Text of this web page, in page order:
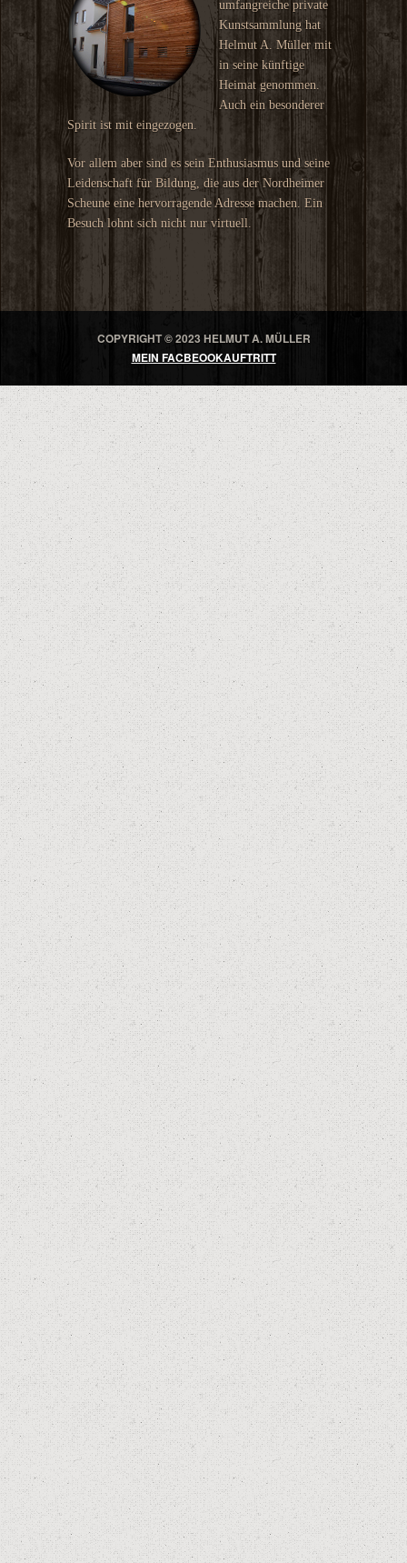
umfangreiche private
Kunstsammlung hat
Helmut A. Müller mit
in seine künftige
Heimat genommen.
Auch ein besonderer
Spirit ist mit eingezogen.
Vor allem aber sind es sein Enthusiasmus und seine
Leidenschaft für Bildung, die aus der Nordheimer
Scheune eine hervorragende Adresse machen. Ein
Besuch lohnt sich nicht nur virtuell.
COPYRIGHT © 2023 HELMUT A. MÜLLER
MEIN FACBEOOKAUFTRITT